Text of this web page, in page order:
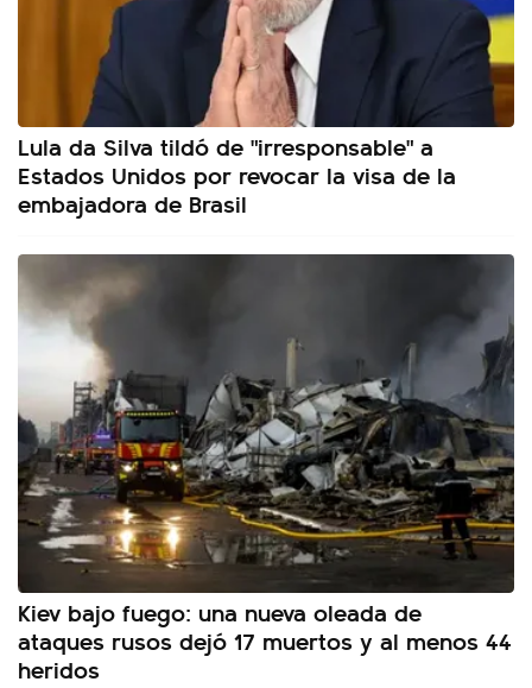
Lula da Silva tildó de "irresponsable" a
Estados Unidos por revocar la visa de la
embajadora de Brasil
Kiev bajo fuego: una nueva oleada de
ataques rusos dejó 17 muertos y al menos 44
heridos